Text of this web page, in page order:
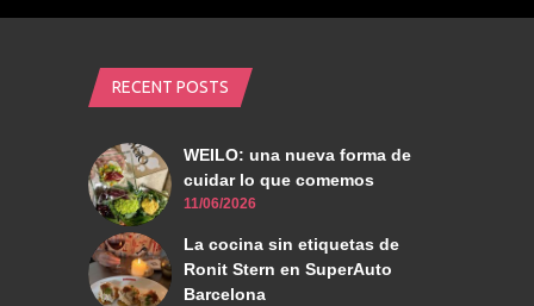
RECENT POSTS
WEILO: una nueva forma de
cuidar lo que comemos
11/06/2026
La cocina sin etiquetas de
Ronit Stern en SuperAuto
Barcelona